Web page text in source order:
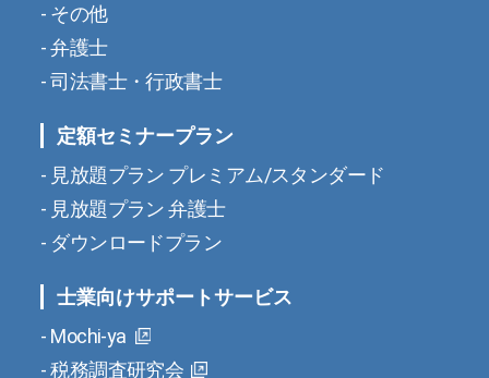
その他
弁護士
司法書士・行政書士
定額セミナープラン
見放題プラン プレミアム/スタンダード
見放題プラン 弁護士
ダウンロードプラン
士業向けサポートサービス
Mochi-ya
税務調査研究会